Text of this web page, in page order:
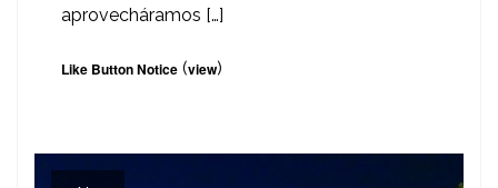
aprovecháramos […]
Like Button Notice (view)